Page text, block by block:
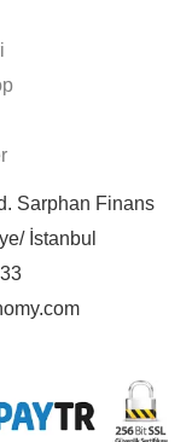
Sarphan Finans
İstanbul